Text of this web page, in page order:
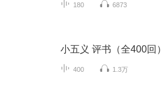
180 6873
小五义 评书（全400回）
400 1.3万